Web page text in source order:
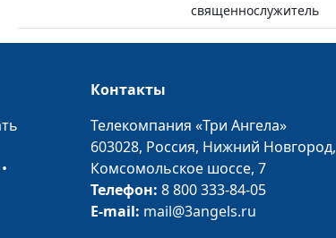
священнослужитель
Божий свет,
Александр
Мои года, мое
богатство
Александр Синявин,
священнослужитель
Есть о чем
подумать...
Александр Синявин,
священнослужитель
•
Контакты
Телекомпания «Три Ангела»
603028, Россия, Нижний Новгород,
Комсомольское шоссе, 7
Телефон: 8 800 333-84-05
E-mail: mail@3angels.ru